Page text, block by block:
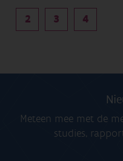
2 3 4
Meteen mee met de
studies,